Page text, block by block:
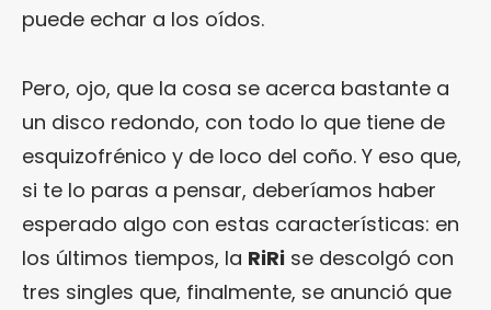
puede echar a los oídos.
Pero, ojo, que la cosa se acerca bastante a
un disco redondo, con todo lo que tiene de
esquizofrénico y de loco del coño. Y eso que,
si te lo paras a pensar, deberíamos haber
esperado algo con estas características: en
los últimos tiempos, la RiRi se descolgó con
tres singles que, finalmente, se anunció que